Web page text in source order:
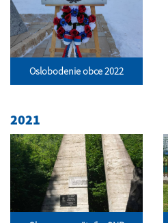
Oslobodenie obce 2022
2021